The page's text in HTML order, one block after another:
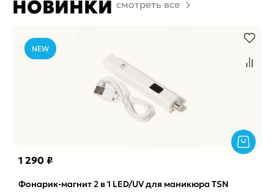
НОВИНКИ смотреть все
NEW
1 290 ₽
Фонарик-магнит 2 в 1 LED/UV для маникюра TSN